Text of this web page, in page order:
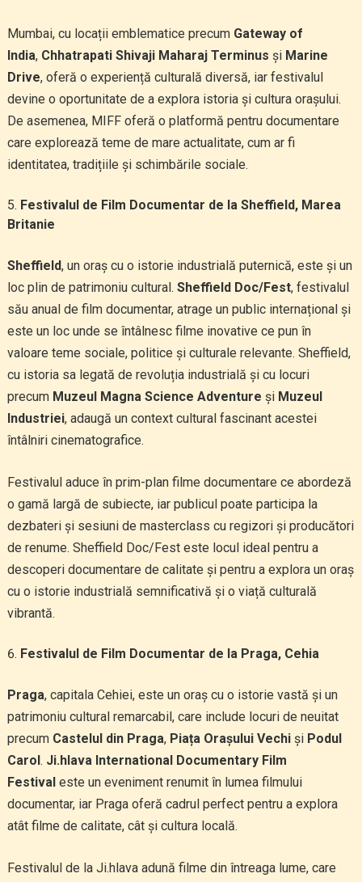
Mumbai, cu locații emblematice precum Gateway of
India, Chhatrapati Shivaji Maharaj Terminus și Marine
Drive, oferă o experiență culturală diversă, iar festivalul
devine o oportunitate de a explora istoria și cultura orașului.
De asemenea, MIFF oferă o platformă pentru documentare
care explorează teme de mare actualitate, cum ar fi
identitatea, tradițiile și schimbările sociale.
Festivalul de Film Documentar de la Sheffield, Marea
Britanie
Sheffield, un oraș cu o istorie industrială puternică, este și un
loc plin de patrimoniu cultural. Sheffield Doc/Fest, festivalul
său anual de film documentar, atrage un public internațional și
este un loc unde se întâlnesc filme inovative ce pun în
valoare teme sociale, politice și culturale relevante. Sheffield,
cu istoria sa legată de revoluția industrială și cu locuri
precum Muzeul Magna Science Adventure și Muzeul
Industriei, adaugă un context cultural fascinant acestei
întâlniri cinematografice.
Festivalul aduce în prim-plan filme documentare ce abordeză
o gamă largă de subiecte, iar publicul poate participa la
dezbateri și sesiuni de masterclass cu regizori și producători
de renume. Sheffield Doc/Fest este locul ideal pentru a
descoperi documentare de calitate și pentru a explora un oraș
cu o istorie industrială semnificativă și o viață culturală
vibrantă.
Festivalul de Film Documentar de la Praga, Cehia
Praga, capitala Cehiei, este un oraș cu o istorie vastă și un
patrimoniu cultural remarcabil, care include locuri de neuitat
precum Castelul din Praga, Piața Orașului Vechiși Podul
Carol. Ji.hlava International Documentary Film
Festivaleste un eveniment renumit în lumea filmului
documentar, iar Praga oferă cadrul perfect pentru a explora
atât filme de calitate, cât și cultura locală.
Festivalul de la Ji.hlava adună filme din întreaga lume, care